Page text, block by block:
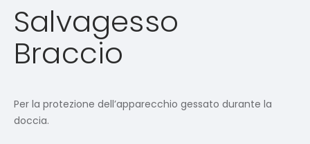
Salvagesso
Braccio
Per la protezione dell’apparecchio gessato durante la
doccia.